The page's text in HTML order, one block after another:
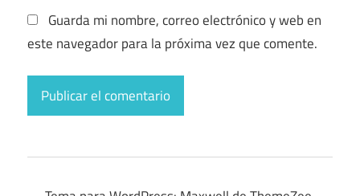
Guarda mi nombre, correo electrónico y web en
este navegador para la próxima vez que comente.